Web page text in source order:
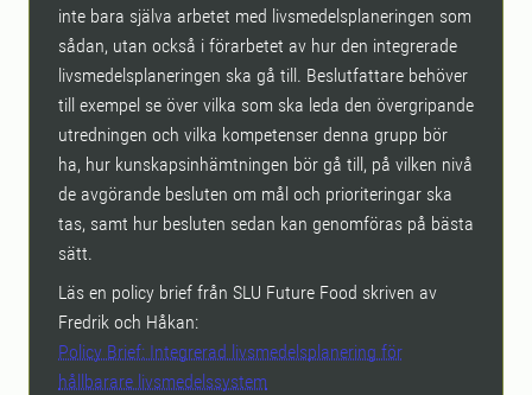
inte bara själva arbetet med livsmedelsplaneringen som
sådan, utan också i förarbetet av hur den integrerade
livsmedelsplaneringen ska gå till. Beslutfattare behöver
till exempel se över vilka som ska leda den övergripande
utredningen och vilka kompetenser denna grupp bör
ha, hur kunskapsinhämtningen bör gå till, på vilken nivå
de avgörande besluten om mål och prioriteringar ska
tas, samt hur besluten sedan kan genomföras på bästa
sätt.
Läs en policy brief från SLU Future Food skriven av
Fredrik och Håkan:
Policy Brief: Integrerad livsmedelsplanering för
hållbarare livsmedelssystem